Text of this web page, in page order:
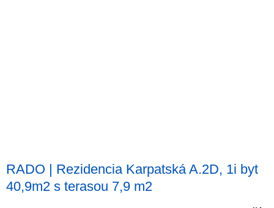
RADO | Rezidencia Karpatská A.2D, 1i byt
40,9m2 s terasou 7,9 m2